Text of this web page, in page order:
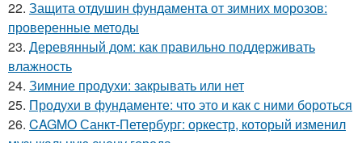
22. Защита отдушин фундамента от зимних морозов:
проверенные методы
23. Деревянный дом: как правильно поддерживать
влажность
24. Зимние продухи: закрывать или нет
25. Продухи в фундаменте: что это и как с ними бороться
26. CAGMO Санкт-Петербург: оркестр, который изменил